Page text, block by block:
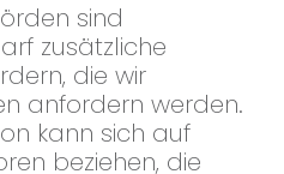
sind
zusätzliche
die wir
anfordern werden.
kann sich auf
beziehen, die